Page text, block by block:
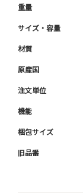
重量
サイズ・容量
材質
原産国
注文単位
機能
梱包サイズ
旧品番